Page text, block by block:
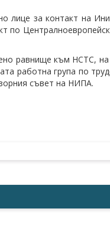
лице за контакт на
по
равнище към НСТС,
работна група по
съвет на НИПА.